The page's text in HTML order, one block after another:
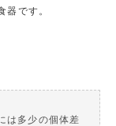
です。
は多少の個体差